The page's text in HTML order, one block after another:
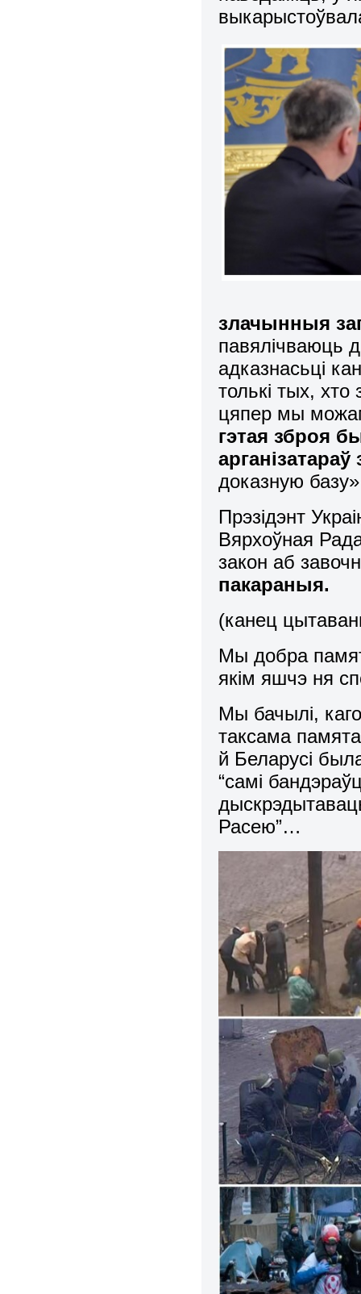
злачынныя
павялічваюць
адказнасьці
толькі тых, хто
цяпер мы
гэтая зброя
доказную
Прэзідэнт
Вярхоўная
закон аб
пакараныя.
(канец
Мы добра
якім яшчэ ня
Мы бачылі,
таксама
й Беларусі
“самі
Расею”…